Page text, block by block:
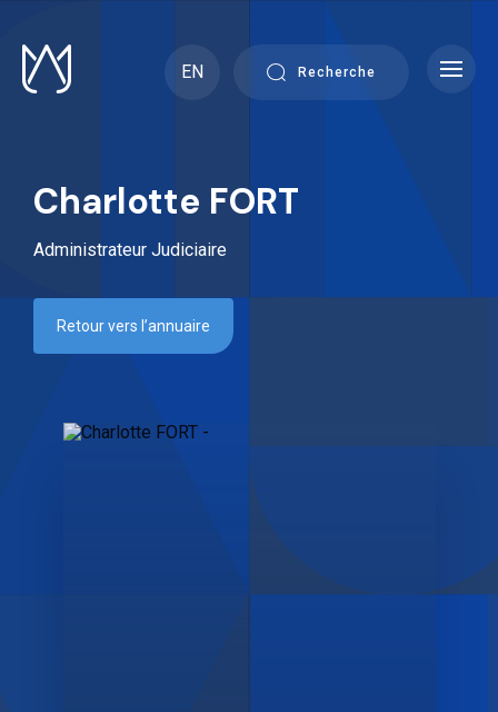
content
EN
Recherche
Charlotte FORT
Administrateur Judiciaire
Retour vers l’annuaire